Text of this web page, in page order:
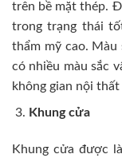
trên bề mặt thép.
trong trạng thái
thẩm mỹ cao.
có nhiều màu sắc
không gian nội
Khung cửa
Khung cửa được